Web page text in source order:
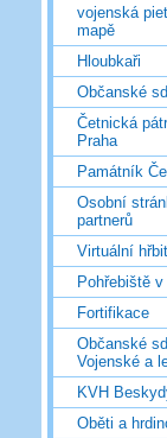
vojenská
mapě
Hloubkaři
Občanské
Četnická
Praha
Památník
Osobní
partnerů
Virtuální
Pohřebiště v
Fortifikace
Občanské
Vojenské a
KVH
Oběti a